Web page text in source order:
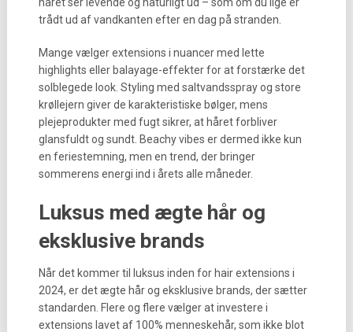
trådt ud af vandkanten efter en dag på stranden.
Mange vælger extensions i nuancer med lette
highlights eller balayage-effekter for at forstærke det
solblegede look. Styling med saltvandsspray og store
krøllejern giver de karakteristiske bølger, mens
plejeprodukter med fugt sikrer, at håret forbliver
glansfuldt og sundt. Beachy vibes er dermed ikke kun
en feriestemning, men en trend, der bringer
sommerens energi ind i årets alle måneder.
Luksus med ægte hår og
eksklusive brands
Når det kommer til luksus inden for hair extensions i
2024, er det ægte hår og eksklusive brands, der sætter
standarden. Flere og flere vælger at investere i
extensions lavet af 100% menneskehår, som ikke blot